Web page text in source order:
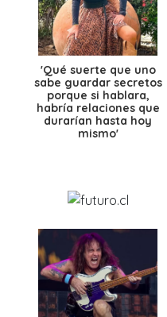
'Qué suerte que uno
sabe guardar secretos
porque si hablara,
habría relaciones que
durarían hasta hoy
mismo'